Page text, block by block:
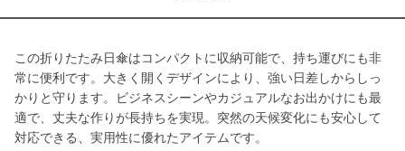
この折りたたみ日傘はコンパクトに収納可能で、持ち運びにも非
常に便利です。大きく開くデザインにより、強い日差しからしっ
かりと守ります。ビジネスシーンやカジュアルなお出かけにも最
適で、丈夫な作りが長持ちを実現。突然の天候変化にも安心して
対応できる、実用性に優れたアイテムです。